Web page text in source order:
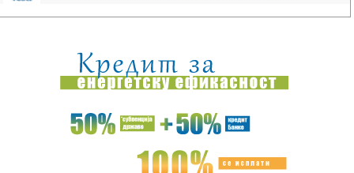
00:05:Roganović ne pomišlja na opuštanje: Uvek ima mesta za
napredak...
00:04:Vukotić ne zna ko je Baba: "Vidim da ga svi hvale"
Na današnji dan, 7. avgust